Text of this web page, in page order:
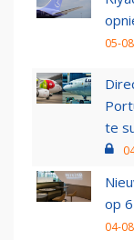
05-
te
op
04-